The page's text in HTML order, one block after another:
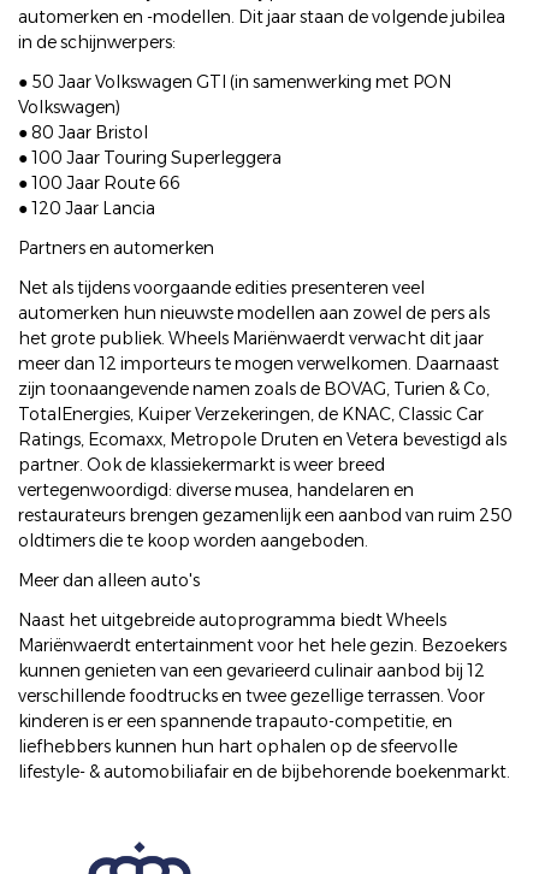
automerken en -modellen. Dit jaar staan de volgende jubilea
in de schijnwerpers:
● 50 Jaar Volkswagen GTI (in samenwerking met PON
Volkswagen)
● 80 Jaar Bristol
● 100 Jaar Touring Superleggera
● 100 Jaar Route 66
● 120 Jaar Lancia
Partners en automerken
Net als tijdens voorgaande edities presenteren veel
automerken hun nieuwste modellen aan zowel de pers als
het grote publiek. Wheels Mariënwaerdt verwacht dit jaar
meer dan 12 importeurs te mogen verwelkomen. Daarnaast
zijn toonaangevende namen zoals de BOVAG, Turien & Co,
TotalEnergies, Kuiper Verzekeringen, de KNAC, Classic Car
Ratings, Ecomaxx, Metropole Druten en Vetera bevestigd als
partner. Ook de klassiekermarkt is weer breed
vertegenwoordigd: diverse musea, handelaren en
restaurateurs brengen gezamenlijk een aanbod van ruim 250
oldtimers die te koop worden aangeboden.
Meer dan alleen auto's
Naast het uitgebreide autoprogramma biedt Wheels
Mariënwaerdt entertainment voor het hele gezin. Bezoekers
kunnen genieten van een gevarieerd culinair aanbod bij 12
verschillende foodtrucks en twee gezellige terrassen. Voor
kinderen is er een spannende trapauto-competitie, en
liefhebbers kunnen hun hart ophalen op de sfeervolle
lifestyle- & automobiliafair en de bijbehorende boekenmarkt.